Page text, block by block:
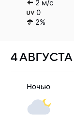
2 м/с
0
2%
4 АВГУСТА
Ночью